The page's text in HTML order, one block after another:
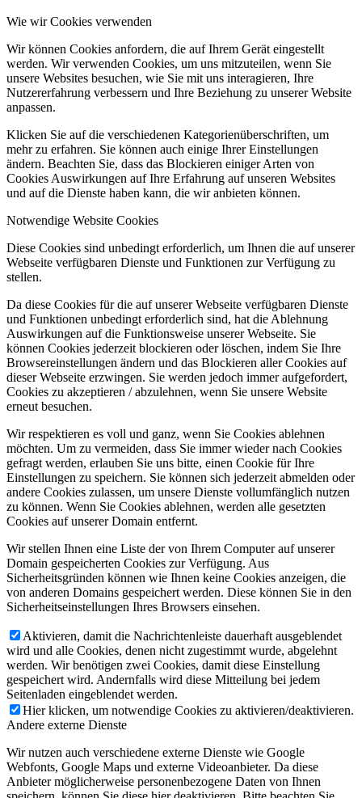
Wie wir Cookies verwenden
Wir können Cookies anfordern, die auf Ihrem Gerät eingestellt
werden. Wir verwenden Cookies, um uns mitzuteilen, wenn Sie
unsere Websites besuchen, wie Sie mit uns interagieren, Ihre
Nutzererfahrung verbessern und Ihre Beziehung zu unserer Website
anpassen.
Klicken Sie auf die verschiedenen Kategorienüberschriften, um
mehr zu erfahren. Sie können auch einige Ihrer Einstellungen
ändern. Beachten Sie, dass das Blockieren einiger Arten von
Cookies Auswirkungen auf Ihre Erfahrung auf unseren Websites
und auf die Dienste haben kann, die wir anbieten können.
Notwendige Website Cookies
Diese Cookies sind unbedingt erforderlich, um Ihnen die auf unserer
Webseite verfügbaren Dienste und Funktionen zur Verfügung zu
stellen.
Da diese Cookies für die auf unserer Webseite verfügbaren Dienste
und Funktionen unbedingt erforderlich sind, hat die Ablehnung
Auswirkungen auf die Funktionsweise unserer Webseite. Sie
können Cookies jederzeit blockieren oder löschen, indem Sie Ihre
Browsereinstellungen ändern und das Blockieren aller Cookies auf
dieser Webseite erzwingen. Sie werden jedoch immer aufgefordert,
Cookies zu akzeptieren / abzulehnen, wenn Sie unsere Website
erneut besuchen.
Wir respektieren es voll und ganz, wenn Sie Cookies ablehnen
möchten. Um zu vermeiden, dass Sie immer wieder nach Cookies
gefragt werden, erlauben Sie uns bitte, einen Cookie für Ihre
Einstellungen zu speichern. Sie können sich jederzeit abmelden oder
andere Cookies zulassen, um unsere Dienste vollumfänglich nutzen
zu können. Wenn Sie Cookies ablehnen, werden alle gesetzten
Cookies auf unserer Domain entfernt.
Wir stellen Ihnen eine Liste der von Ihrem Computer auf unserer
Domain gespeicherten Cookies zur Verfügung. Aus
Sicherheitsgründen können wie Ihnen keine Cookies anzeigen, die
von anderen Domains gespeichert werden. Diese können Sie in den
Sicherheitseinstellungen Ihres Browsers einsehen.
Aktivieren, damit die Nachrichtenleiste dauerhaft ausgeblendet
wird und alle Cookies, denen nicht zugestimmt wurde, abgelehnt
werden. Wir benötigen zwei Cookies, damit diese Einstellung
gespeichert wird. Andernfalls wird diese Mitteilung bei jedem
Seitenladen eingeblendet werden.
Hier klicken, um notwendige Cookies zu aktivieren/deaktivieren.
Andere externe Dienste
Wir nutzen auch verschiedene externe Dienste wie Google
Webfonts, Google Maps und externe Videoanbieter. Da diese
Anbieter möglicherweise personenbezogene Daten von Ihnen